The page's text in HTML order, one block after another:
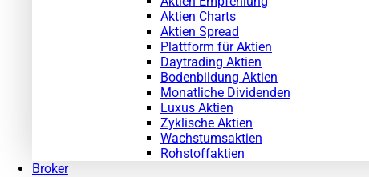
Aktien Charts
Aktien Spread
Plattform für Aktien
Daytrading Aktien
Bodenbildung Aktien
Monatliche Dividenden
Luxus Aktien
Zyklische Aktien
Wachstumsaktien
Rohstoffaktien
Broker